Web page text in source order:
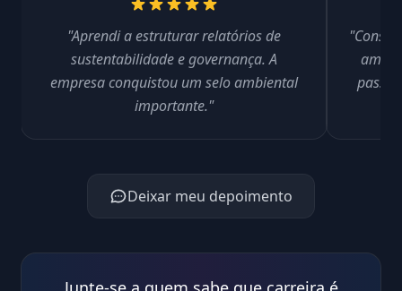
"Aprendi a estruturar relatórios de
sustentabilidade e governança. A
empresa conquistou um selo ambiental
importante."
Deixar meu depoimento